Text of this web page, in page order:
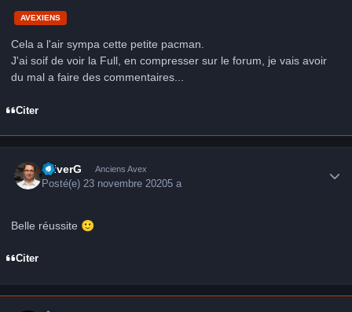
AVEXIENS
Cela a l'air sympa cette petite pacman.
J'ai soif de voir la Full, en compresser sur le forum, je vais avoir
du mal a faire des commentaires...
Citer
OliverG Anciens Avex
Posté(e) 23 novembre 20205 a
Belle réussite 🙂
Citer